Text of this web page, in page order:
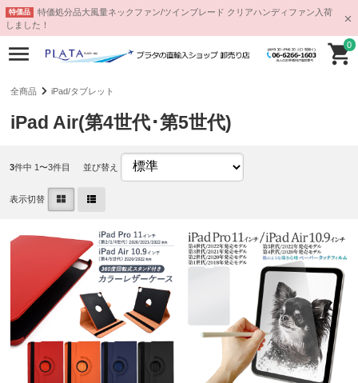
特価品
特価処分品大風量ネックファン/ツインブレード クリアハンディファン入荷
しました！
0
全商品 iPad/タブレット
iPad Air(第4世代･第5世代)
3件中 1〜3件目 並び替え
表示切替